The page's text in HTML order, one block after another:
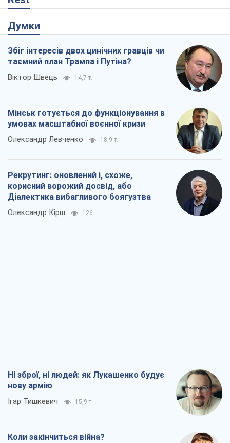
Думки
Збіг інтересів двох цинічних гравців чи
таємний план Трампа і Путіна?
Віктор Швець 14,7 т.
Мінськ готується до функціонування в
умовах масштабної воєнної кризи
Олександр Левченко 18,9 т.
Рекрутинг: оновлений і, схоже,
корисний ворожий досвід, або
Діалектика вибагливого боягузтва
Олександр Кірш 126
Ні зброї, ні людей: як Лукашенко будує
нову армію
Ігар Тишкевич 15,9 т.
Коли закінчиться війна?